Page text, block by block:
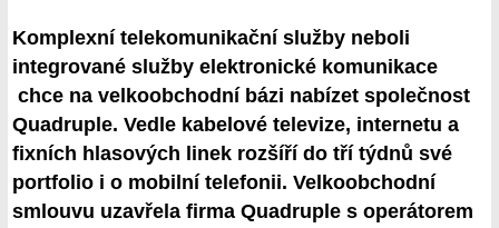
Komplexní telekomunikační služby neboli
integrované služby elektronické komunikace
chce na velkoobchodní bázi nabízet společnost
Quadruple. Vedle kabelové televize, internetu a
fixních hlasových linek rozšíří do tří týdnů své
portfolio i o mobilní telefonii. Velkoobchodní
smlouvu uzavřela firma Quadruple s operátorem